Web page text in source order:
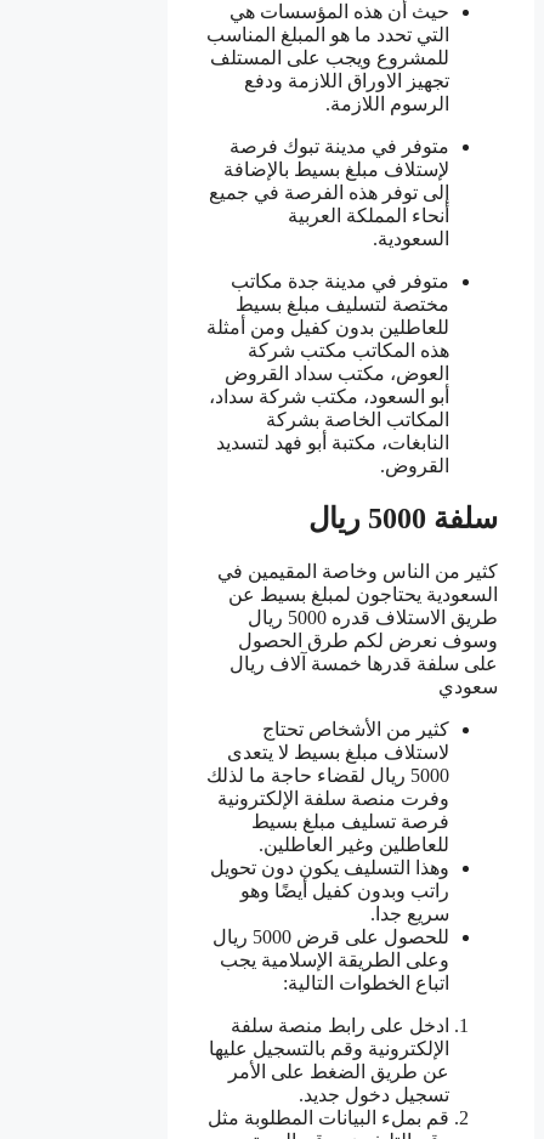
حيث أن هذه المؤسسات هي
التي تحدد ما هو المبلغ المناسب
للمشروع ويجب على المستلف
تجهيز الاوراق اللازمة ودفع
الرسوم اللازمة.
متوفر في مدينة تبوك فرصة
لإستلاف مبلغ بسيط بالإضافة
إلى توفر هذه الفرصة في جميع
أنحاء المملكة العربية
السعودية.
متوفر في مدينة جدة مكاتب
مختصة لتسليف مبلغ بسيط
للعاطلين بدون كفيل ومن أمثلة
هذه المكاتب مكتب شركة
العوض، مكتب سداد القروض
أبو السعود، مكتب شركة سداد،
المكاتب الخاصة بشركة
النابغات، مكتبة أبو فهد لتسديد
القروض.
سلفة 5000 ريال
كثير من الناس وخاصة المقيمين في
السعودية يحتاجون لمبلغ بسيط عن
طريق الاستلاف قدره 5000 ريال
وسوف نعرض لكم طرق الحصول
على سلفة قدرها خمسة آلاف ريال
سعودي
كثير من الأشخاص تحتاج
لاستلاف مبلغ بسيط لا يتعدى
5000 ريال لقضاء حاجة ما لذلك
وفرت منصة سلفة الإلكترونية
فرصة تسليف مبلغ بسيط
للعاطلين وغير العاطلين.
وهذا التسليف يكون دون تحويل
راتب وبدون كفيل أيضًا وهو
سريع جدا.
للحصول على قرض 5000 ريال
وعلى الطريقة الإسلامية يجب
اتباع الخطوات التالية:
ادخل على رابط منصة سلفة
الإلكترونية وقم بالتسجيل عليها
عن طريق الضغط على الأمر
تسجيل دخول جديد.
قم بملء البيانات المطلوبة مثل